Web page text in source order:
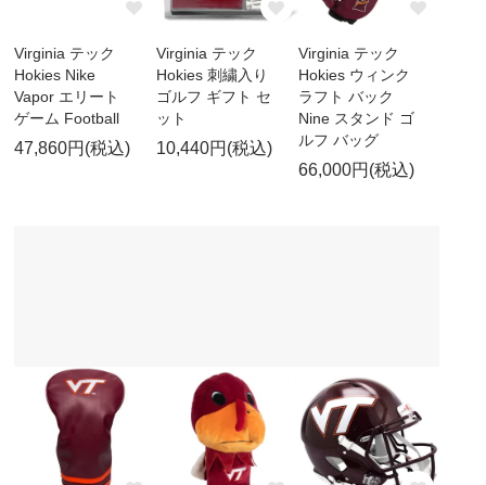
Virginia テック
Hokies Nike
Vapor エリート
ゲーム Football
47,860円(税込)
Virginia テック
Hokies 刺繍入り
ゴルフ ギフト セ
ット
10,440円(税込)
Virginia テック
Hokies ウィンク
ラフト バック
Nine スタンド ゴ
ルフ バッグ
66,000円(税込)